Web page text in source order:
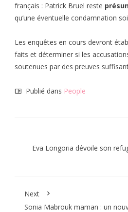
français : Patrick Bruel reste
qu’une éventuelle condamnation
Les enquêtes en cours devront
faits et déterminer si les
soutenues par des preuves
Publié dans People
Eva Longoria dévoile son
Next
Sonia Mabrouk maman : un